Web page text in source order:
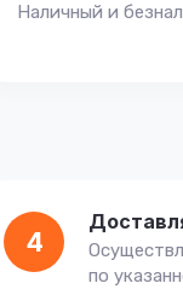
Наличный и
4
по